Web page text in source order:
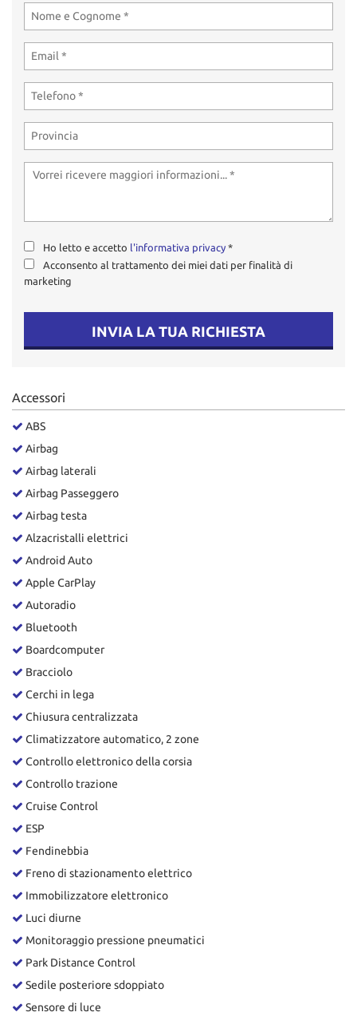
Ho letto e accetto l'informativa privacy *
Acconsento al trattamento dei miei dati per finalità di
marketing
INVIA LA TUA RICHIESTA
Accessori
ABS
Airbag
Airbag laterali
Airbag Passeggero
Airbag testa
Alzacristalli elettrici
Android Auto
Apple CarPlay
Autoradio
Bluetooth
Boardcomputer
Bracciolo
Cerchi in lega
Chiusura centralizzata
Climatizzatore automatico, 2 zone
Controllo elettronico della corsia
Controllo trazione
Cruise Control
ESP
Fendinebbia
Freno di stazionamento elettrico
Immobilizzatore elettronico
Luci diurne
Monitoraggio pressione pneumatici
Park Distance Control
Sedile posteriore sdoppiato
Sensore di luce